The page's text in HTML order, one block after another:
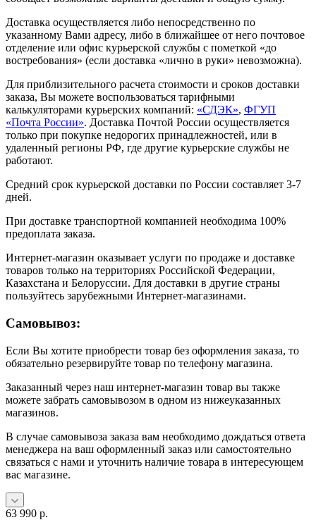
Доставка осуществляется либо непосредственно по
указанному Вами адресу, либо в ближайшее от него почтовое
отделение или офис курьерской службы с пометкой «до
востребования» (если доставка «лично в руки» невозможна).
Для приблизительного расчета стоимости и сроков доставки
заказа, Вы можете воспользоваться тарифными
калькуляторами курьерских компаний: «СДЭК», ФГУП
«Почта России». Доставка Почтой России осуществляется
только при покупке недорогих принадлежностей, или в
удаленный регионы РФ, где другие курьерские службы не
работают.
Средний срок курьерской доставки по России составляет 3-7
дней.
При доставке транспортной компанией необходима 100%
предоплата заказа.
Интернет-магазин оказывает услуги по продаже и доставке
товаров только на территориях Российской Федерации,
Казахстана и Белоруссии. Для доставки в другие страны
пользуйтесь зарубежными Интернет-магазинами.
Самовывоз:
Если Вы хотите приобрести товар без оформления заказа, то
обязательно резервируйте товар по телефону магазина.
Заказанный через наш интернет-магазин товар вы также
можете забрать самовывозом в одном из нижеуказанных
магазинов.
В случае самовывоза заказа вам необходимо дождаться ответа
менеджера на ваш оформленный заказ или самостоятельно
связаться с нами и уточнить наличие товара в интересующем
вас магазине.
63 990 р.